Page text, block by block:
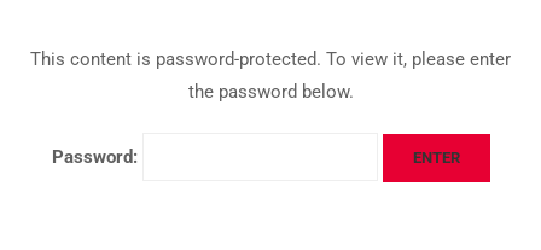
This content is password-protected. To view it, please enter
the password below.
Password: